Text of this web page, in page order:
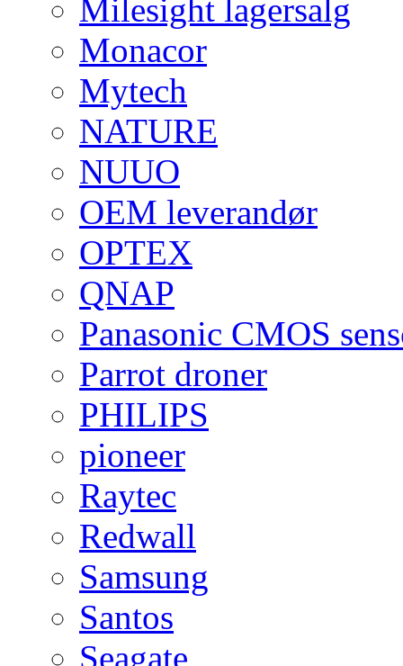
Milesight lagersalg
Monacor
Mytech
NATURE
NUUO
OEM leverandør
OPTEX
QNAP
Panasonic CMOS
Parrot droner
PHILIPS
pioneer
Raytec
Redwall
Samsung
Santos
Seagate